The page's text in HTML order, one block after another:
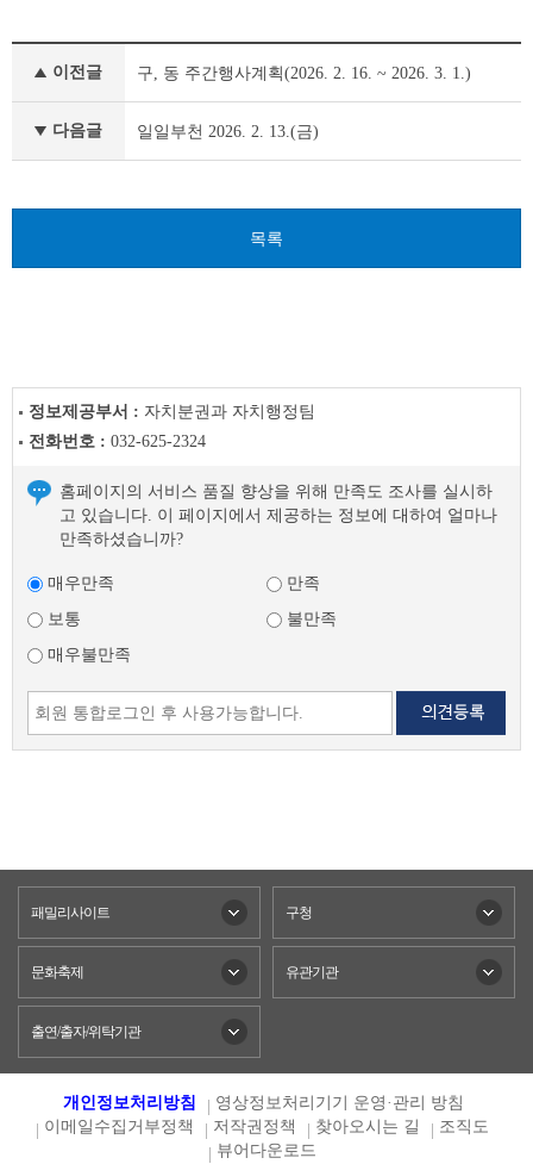
부
글
이전글 구, 동 주간행사계획(2026. 2. 16. ~ 2026. 3. 1.)
다음글 일일부천 2026. 2. 13.(금)
목록
정보제공부서 : 자치분권과 자치행정팀
전화번호 : 032-625-2324
홈페이지의 서비스 품질 향상을 위해 만족도 조사를 실시하
고 있습니다. 이 페이지에서 제공하는 정보에 대하여 얼마나
만족하셨습니까?
매우만족
만족
보통
불만족
매우불만족
패밀리사이트 구청
문화축제 유관기관
출연/출자/위탁기관
개인정보처리방침
영상정보처리기기 운영·관리 방침
이메일수집거부정책
저작권정책 찾아오시는 길
조직도
뷰어다운로드